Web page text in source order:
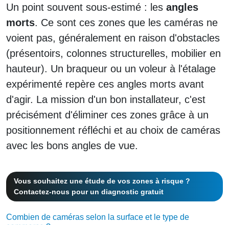
Un point souvent sous-estimé : les angles
morts. Ce sont ces zones que les caméras ne
voient pas, généralement en raison d'obstacles
(présentoirs, colonnes structurelles, mobilier en
hauteur). Un braqueur ou un voleur à l'étalage
expérimenté repère ces angles morts avant
d'agir. La mission d'un bon installateur, c'est
précisément d'éliminer ces zones grâce à un
positionnement réfléchi et au choix de caméras
avec les bons angles de vue.
Vous souhaitez une étude de vos zones à risque ?
Contactez-nous pour un diagnostic gratuit
Combien de caméras selon la surface et le type de